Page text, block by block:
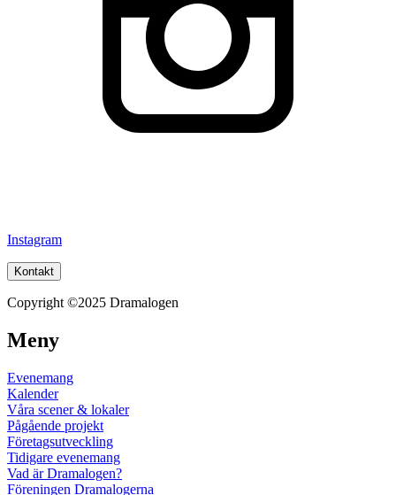
Instagram
Kontakt
Copyright ©2025 Dramalogen
Meny
Evenemang
Kalender
Våra scener & lokaler
Pågående projekt
Företagsutveckling
Tidigare evenemang
Vad är Dramalogen?
Föreningen Dramalogerna